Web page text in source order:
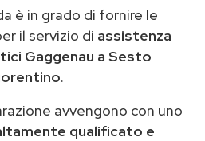
è in grado di fornire le
il servizio di assistenza
Gaggenau a Sesto
.
avvengono con uno
qualificato e